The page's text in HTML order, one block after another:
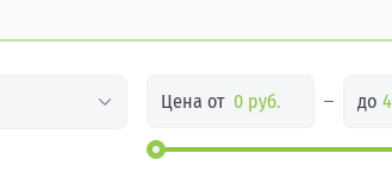
Цена от до